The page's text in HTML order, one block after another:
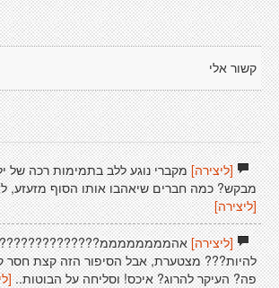
קשור אלי
[ליצירה]מקברי נוגע ללב בתמימות רכה של
מבקש? כמה חברים שיאהבו אותו הסוף מזעזע,
[ליצירה]
[ליצירה]
להיות??? מצטערת, אבל הסיפור הזה קצת
פה? העיקר להרוג? איכס! וסליחה על הבוטות..